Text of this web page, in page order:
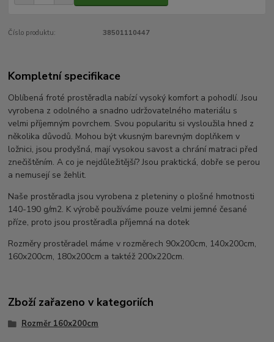
Číslo produktu: 38501110447
Kompletní specifikace
Oblíbená froté prostěradla nabízí vysoký komfort a pohodlí. Jsou
vyrobena z odolného a snadno udržovatelného materiálu s
velmi příjemným povrchem. Svou popularitu si vysloužila hned z
několika důvodů. Mohou být vkusným barevným doplňkem v
ložnici, jsou prodyšná, mají vysokou savost a chrání matraci před
znečištěním. A co je nejdůležitější? Jsou praktická, dobře se perou
a nemusejí se žehlit.
Naše prostěradla jsou vyrobena z pleteniny o plošné hmotnosti
140-190 g/m2. K výrobě používáme pouze velmi jemné česané
příze, proto jsou prostěradla příjemná na dotek
Rozměry prostěradel máme v rozměrech 90x200cm, 140x200cm,
160x200cm, 180x200cm a taktéž 200x220cm.
Zboží zařazeno v kategoriích
Rozměr 160x200cm